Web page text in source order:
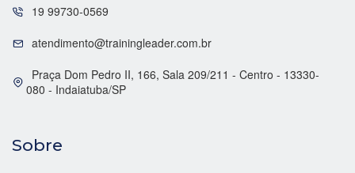
19 99730-0569
atendimento@trainingleader.com.br
Praça Dom Pedro II, 166, Sala 209/211 - Centro - 13330-
080 - Indaiatuba/SP
Sobre